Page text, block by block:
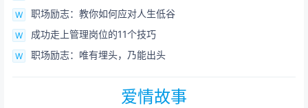
职场励志：教你如何应对人生低谷
成功走上管理岗位的11个技巧
职场励志：唯有埋头，乃能出头
爱情故事